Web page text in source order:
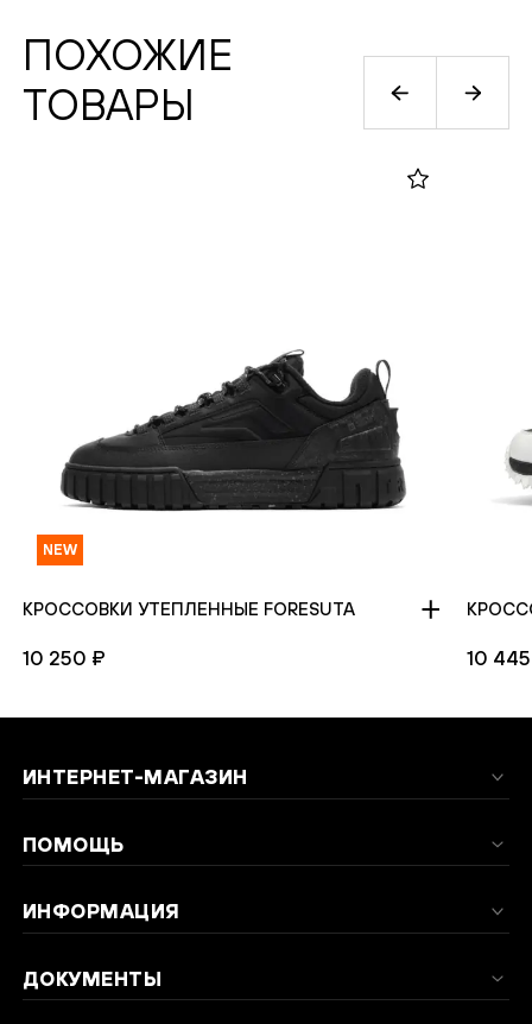
ПОХОЖИЕ
ТОВАРЫ
NEW
КРОССОВКИ УТЕПЛЕННЫЕ FORESUTA
10 250 ₽ 10
ИНТЕРНЕТ-МАГАЗИН
ПОМОЩЬ
ИНФОРМАЦИЯ
ДОКУМЕНТЫ
конфиденциальности